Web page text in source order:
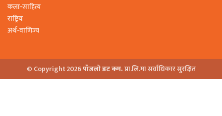
कला-साहित्य
राष्ट्रिय
अर्थ-वाणिज्य
© Copyright 2026पाँजलो डट कम.प्रा.लि.मा सर्वाधिकार सुरक्षित